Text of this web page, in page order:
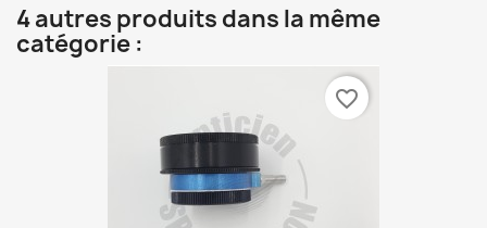
4 autres produits dans la même
catégorie :
favorite_border